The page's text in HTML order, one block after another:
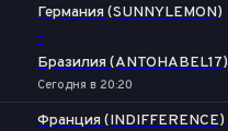
Германия (SUNNYLEMON)
-
Бразилия (ANTOHABEL17)
Сегодня в 20:20
Франция (INDIFFERENCE)